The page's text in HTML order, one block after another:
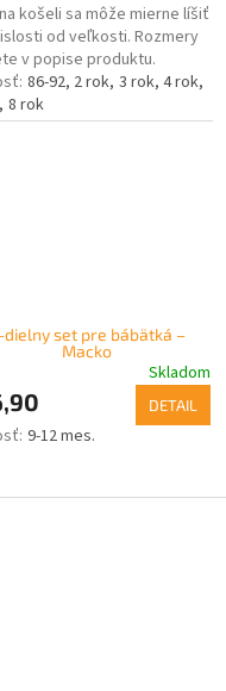
košeli sa môže mierne líšiť
od veľkosti. Rozmery
v popise produktu.
86-92 2 rok 3 rok 4 rok
8 rok
dielny set pre bábätká –
Macko
Skladom
DETAIL
9-12 mes.